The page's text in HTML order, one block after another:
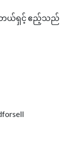
ါတယ်ရှင့် ဧည့်သည်